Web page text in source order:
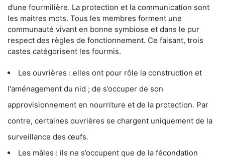
d’une fourmilière. La protection et la communication sont
les maitres mots. Tous les membres forment une
communauté vivant en bonne symbiose et dans le pur
respect des règles de fonctionnement. Ce faisant, trois
castes catégorisent les fourmis.
Les ouvrières : elles ont pour rôle la construction et
l'aménagement du nid ; de s’occuper de son
approvisionnement en nourriture et de la protection. Par
contre, certaines ouvrières se chargent uniquement de la
surveillance des œufs.
Les mâles : ils ne s’occupent que de la fécondation